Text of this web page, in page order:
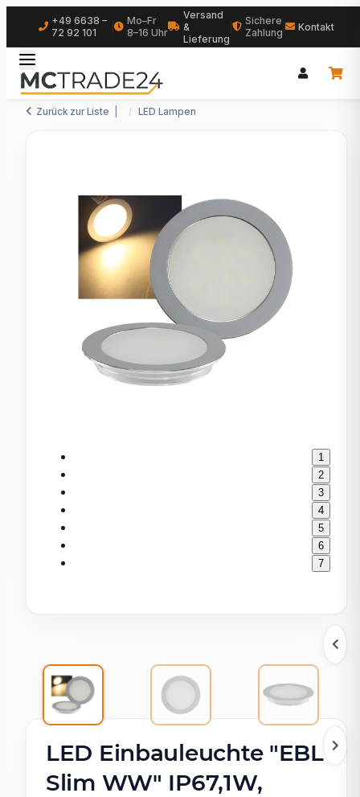
+49 6638 –
72 92 101
Mo–Fr
8–16 Uhr
Versand
&
Lieferung
Sichere
Zahlung
Kontakt
Zurück zur Liste LED Lampen
1
2
3
4
5
6
7
LED Einbauleuchte "EBL
Slim WW" IP67,1W,